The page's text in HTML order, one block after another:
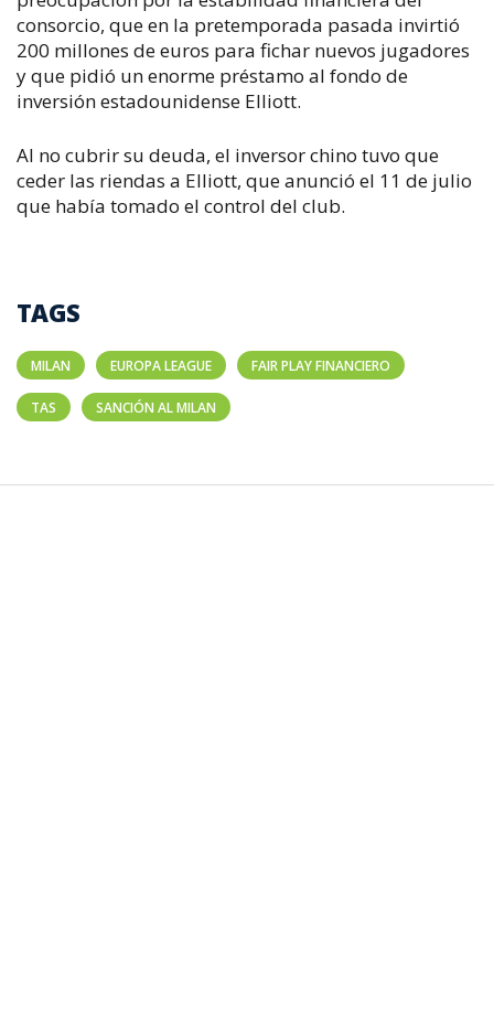
consorcio, que en la pretemporada pasada invirtió
200 millones de euros para fichar nuevos jugadores
y que pidió un enorme préstamo al fondo de
inversión estadounidense Elliott.
Al no cubrir su deuda, el inversor chino tuvo que
ceder las riendas a Elliott, que anunció el 11 de julio
que había tomado el control del club.
TAGS
MILAN EUROPA LEAGUE FAIR PLAY FINANCIERO
TAS SANCIÓN AL MILAN